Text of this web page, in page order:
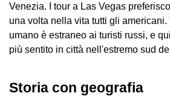
Venezia. I tour a Las Vegas
una volta nella vita tutti gli americani.
umano è estraneo ai turisti russi, e
più sentito in città nell'estremo sud
Storia con geografia